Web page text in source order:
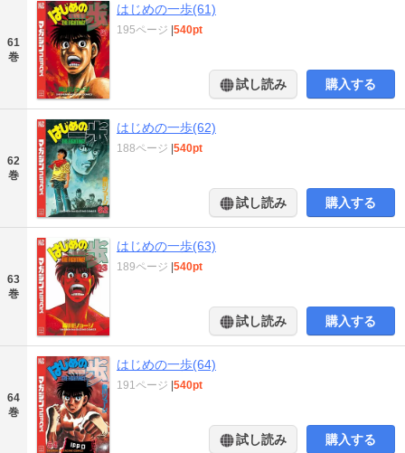
61
巻
はじめの一歩(61)
195ページ |540pt
試し読み 購入する
62
巻
はじめの一歩(62)
188ページ |540pt
試し読み 購入する
63
巻
はじめの一歩(63)
189ページ |540pt
試し読み 購入する
64
巻
はじめの一歩(64)
191ページ |540pt
試し読み 購入する